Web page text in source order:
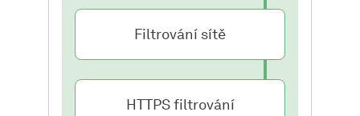
Filtrování sítě
HTTPS filtrování